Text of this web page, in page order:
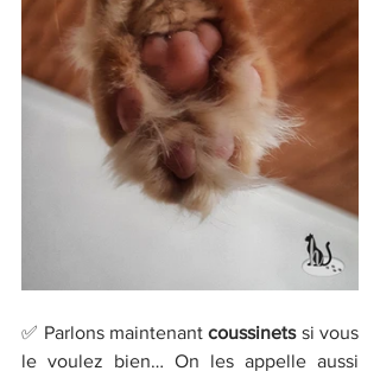
✅ Parlons maintenant coussinets si vous